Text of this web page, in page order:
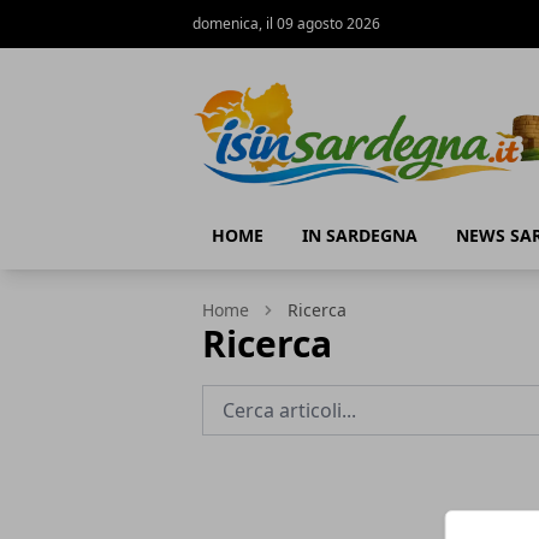
domenica, il 09 agosto 2026
HOME IN SARDEGNA NEWS
Home Ricerca
Ricerca